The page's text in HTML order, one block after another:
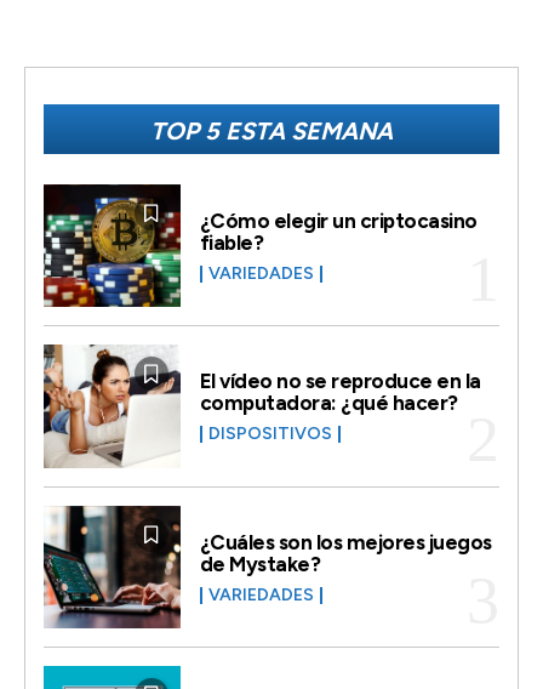
TOP 5 ESTA SEMANA
¿Cómo elegir un criptocasino
fiable?
VARIEDADES
El vídeo no se reproduce en la
computadora: ¿qué hacer?
DISPOSITIVOS
¿Cuáles son los mejores juegos
de Mystake?
VARIEDADES